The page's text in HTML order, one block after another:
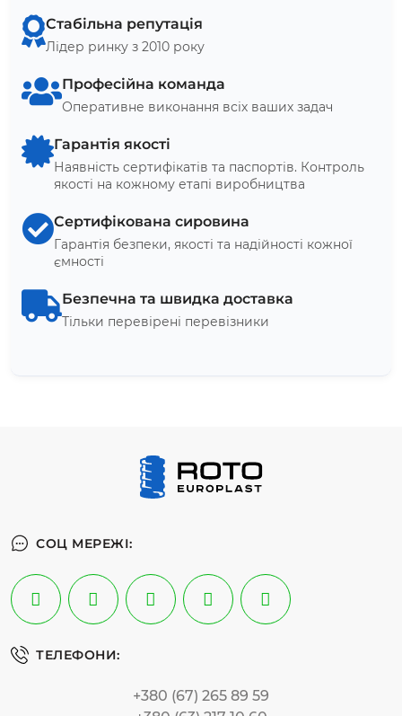
Стабільна репутація
Лідер ринку з 2010 року
Професійна команда
Оперативне виконання всіх ваших задач
Гарантія якості
Наявність сертифікатів та паспортів. Контроль
якості на кожному етапі виробництва
Сертифікована сировина
Гарантія безпеки, якості та надійності кожної
ємності
Безпечна та швидка доставка
Тільки перевірені перевізники
СОЦ МЕРЕЖІ:
ТЕЛЕФОНИ:
+380 (67) 265 89 59